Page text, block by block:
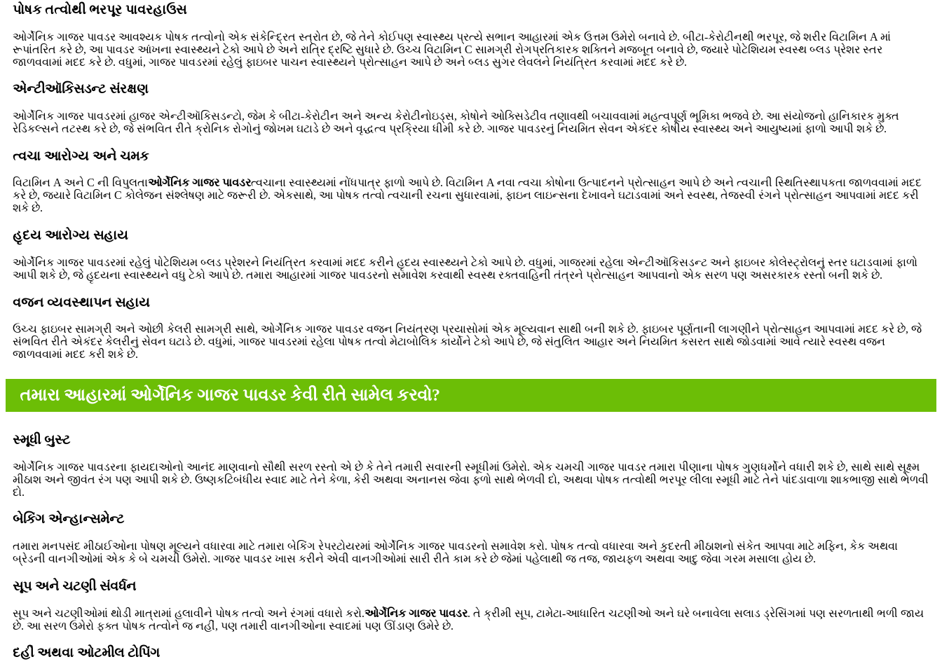
પોષક તત્વોથી ભરપૂર પાવરહાઉસ
ઓર્ગેનિક ગાજર પાવડર આવશ્યક પોષક તત્વોનો એક સંકેન્દ્રિત સ્ત્રોત છે, જે તેને કોઈપણ સ્વાસ્થ્ય પ્રત્યે સભાન આહારમાં એક ઉત્તમ ઉમેરો બનાવે છે. બીટા-કેરોટીનથી ભરપૂર, જે શરીર વિટામિન A માં
રૂપાંતરિત કરે છે, આ પાવડર આંખના સ્વાસ્થ્યને ટેકો આપે છે અને રાત્રિ દ્રષ્ટિ સુધારે છે. ઉચ્ચ વિટામિન C સામગ્રી રોગપ્રતિકારક શક્તિને મજબૂત બનાવે છે, જ્યારે પોટેશિયમ સ્વસ્થ બ્લડ પ્રેશર સ્તર
જાળવવામાં મદદ કરે છે. વધુમાં, ગાજર પાવડરમાં રહેલું ફાઇબર પાચન સ્વાસ્થ્યને પ્રોત્સાહન આપે છે અને બ્લડ સુગર લેવલને નિયંત્રિત કરવામાં મદદ કરે છે.
એન્ટીઑકિસડન્ટ સંરક્ષણ
ઓર્ગેનિક ગાજર પાવડરમાં હાજર એન્ટીઑકિસડન્ટો, જેમ કે બીટા-કેરોટીન અને અન્ય કેરોટીનોઇડ્સ, કોષોને ઓક્સિડેટીવ તણાવથી બચાવવામાં મહત્વપૂર્ણ ભૂમિકા ભજવે છે. આ સંયોજનો હાનિકારક મુક્ત
રેડિકલ્સને તટસ્થ કરે છે, જે સંભવિત રીતે ક્રોનિક રોગોનું જોખમ ઘટાડે છે અને વૃદ્ધત્વ પ્રક્રિયા ધીમી કરે છે. ગાજર પાવડરનું નિયમિત સેવન એકંદર કોષીય સ્વાસ્થ્ય અને આયુષ્યમાં ફાળો આપી શકે છે.
ત્વચા આરોગ્ય અને ચમક
વિટામિન A અને C ની વિપુલતાઓર્ગેનિક ગાજર પાવડરત્વચાના સ્વાસ્થ્યમાં નોંધપાત્ર ફાળો આપે છે. વિટામિન A નવા ત્વચા કોષોના ઉત્પાદનને પ્રોત્સાહન આપે છે અને ત્વચાની સ્થિતિસ્થાપકતા જાળવવામાં મદદ
કરે છે, જ્યારે વિટામિન C કોલેજન સંશ્લેષણ માટે જરૂરી છે. એકસાથે, આ પોષક તત્વો ત્વચાની રચના સુધારવામાં, ફાઇન લાઇન્સના દેખાવને ઘટાડવામાં અને સ્વસ્થ, તેજસ્વી રંગને પ્રોત્સાહન આપવામાં મદદ કરી
શકે છે.
હૃદય આરોગ્ય સહાય
ઓર્ગેનિક ગાજર પાવડરમાં રહેલું પોટેશિયમ બ્લડ પ્રેશરને નિયંત્રિત કરવામાં મદદ કરીને હૃદય સ્વાસ્થ્યને ટેકો આપે છે. વધુમાં, ગાજરમાં રહેલા એન્ટીઑકિસડન્ટ અને ફાઇબર કોલેસ્ટ્રોલનું સ્તર ઘટાડવામાં ફાળો
આપી શકે છે, જે હૃદયના સ્વાસ્થ્યને વધુ ટેકો આપે છે. તમારા આહારમાં ગાજર પાવડરનો સમાવેશ કરવાથી સ્વસ્થ રક્તવાહિની તંત્રને પ્રોત્સાહન આપવાનો એક સરળ પણ અસરકારક રસ્તો બની શકે છે.
વજન વ્યવસ્થાપન સહાય
ઉચ્ચ ફાઇબર સામગ્રી અને ઓછી કેલરી સામગ્રી સાથે, ઓર્ગેનિક ગાજર પાવડર વજન નિયંત્રણ પ્રયાસોમાં એક મૂલ્યવાન સાથી બની શકે છે. ફાઇબર પૂર્ણતાની લાગણીને પ્રોત્સાહન આપવામાં મદદ કરે છે, જે
સંભવિત રીતે એકંદર કેલરીનું સેવન ઘટાડે છે. વધુમાં, ગાજર પાવડરમાં રહેલા પોષક તત્વો મેટાબોલિક કાર્યોને ટેકો આપે છે, જે સંતુલિત આહાર અને નિયમિત કસરત સાથે જોડવામાં આવે ત્યારે સ્વસ્થ વજન
જાળવવામાં મદદ કરી શકે છે.
તમારા આહારમાં ઓર્ગેનિક ગાજર પાવડર કેવી રીતે સામેલ કરવો?
સ્મૂધી બુસ્ટ
ઓર્ગેનિક ગાજર પાવડરના ફાયદાઓનો આનંદ માણવાનો સૌથી સરળ રસ્તો એ છે કે તેને તમારી સવારની સ્મૂધીમાં ઉમેરો. એક ચમચી ગાજર પાવડર તમારા પીણાના પોષક ગુણધર્મોને વધારી શકે છે, સાથે સાથે સૂક્ષ્મ
મીઠાશ અને જીવંત રંગ પણ આપી શકે છે. ઉષ્ણકટિબંધીય સ્વાદ માટે તેને કેળા, કેરી અથવા અનાનસ જેવા ફળો સાથે ભેળવી દો, અથવા પોષક તત્વોથી ભરપૂર લીલા સ્મૂધી માટે તેને પાંદડાવાળા શાકભાજી સાથે ભેળવી
દો.
બેકિંગ એન્હાન્સમેન્ટ
તમારા મનપસંદ મીઠાઈઓના પોષણ મૂલ્યને વધારવા માટે તમારા બેકિંગ રેપરટોયરમાં ઓર્ગેનિક ગાજર પાવડરનો સમાવેશ કરો. પોષક તત્વો વધારવા અને કુદરતી મીઠાશનો સંકેત આપવા માટે મફિન, કેક અથવા
બ્રેડની વાનગીઓમાં એક કે બે ચમચી ઉમેરો. ગાજર પાવડર ખાસ કરીને એવી વાનગીઓમાં સારી રીતે કામ કરે છે જેમાં પહેલાથી જ તજ, જાયફળ અથવા આદુ જેવા ગરમ મસાલા હોય છે.
સૂપ અને ચટણી સંવર્ધન
સૂપ અને ચટણીઓમાં થોડી માત્રામાં હલાવીને પોષક તત્વો અને રંગમાં વધારો કરો.ઓર્ગેનિક ગાજર પાવડર. તે ક્રીમી સૂપ, ટામેટા-આધારિત ચટણીઓ અને ઘરે બનાવેલા સલાડ ડ્રેસિંગમાં પણ સરળતાથી ભળી જાય
છે. આ સરળ ઉમેરો ફક્ત પોષક તત્વોને જ નહીં, પણ તમારી વાનગીઓના સ્વાદમાં પણ ઊંડાણ ઉમેરે છે.
દહીં અથવા ઓટમીલ ટોપિંગ